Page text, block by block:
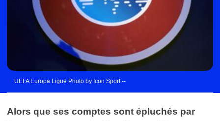
UEFA Europa Ligue Photo by Icon Sport --
Alors que ses comptes sont épluchés par